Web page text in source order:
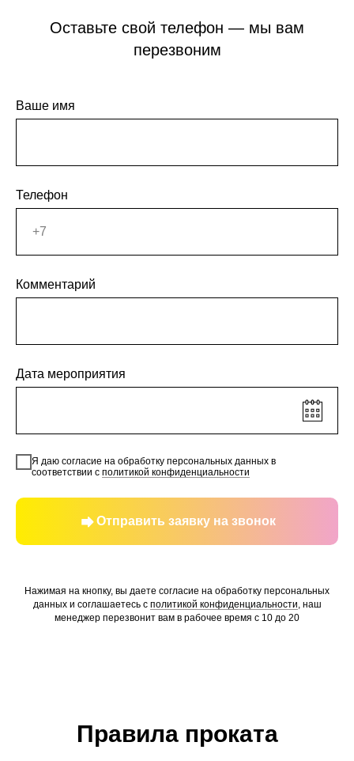
Оставьте свой телефон — мы вам
перезвоним
Ваше имя
Телефон
Комментарий
Дата мероприятия
Я даю согласие на обработку персональных данных в
соответствии с политикой конфиденциальности
Отправить заявку на звонок
Нажимая на кнопку, вы даете согласие на обработку персональных
данных и соглашаетесь c политикой конфиденциальности, наш
менеджер перезвонит вам в рабочее время с 10 до 20
Правила проката